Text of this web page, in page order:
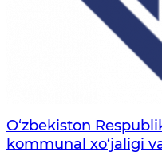
O‘zbekiston
kommunal xo‘jaligi